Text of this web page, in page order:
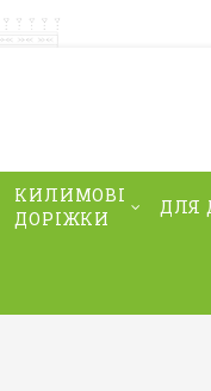
КИЛИМОВІ
ДОРІЖКИ
ДЛЯ